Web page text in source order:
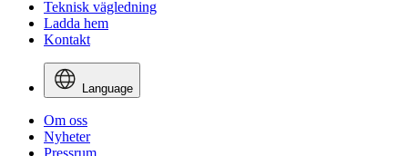
Teknisk vägledning
Ladda hem
Kontakt
Language
Om oss
Nyheter
Pressrum